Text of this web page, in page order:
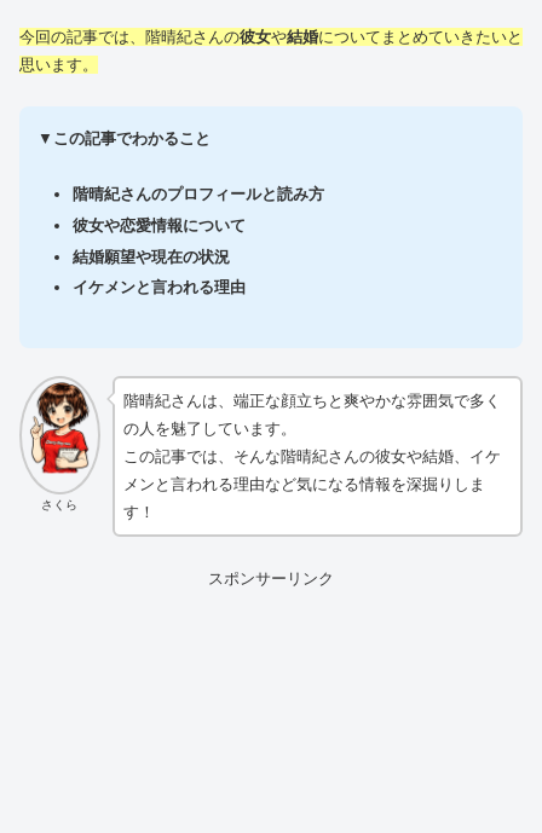
今回の記事では、階晴紀さんの彼女や結婚についてまとめていきたいと
思います。
▼ この記事でわかること
階晴紀さんのプロフィールと読み方
彼女や恋愛情報について
結婚願望や現在の状況
イケメンと言われる理由
さくら
階晴紀さんは、端正な顔立ちと爽やかな雰囲気で多く
の人を魅了しています。
この記事では、そんな階晴紀さんの彼女や結婚、イケ
メンと言われる理由など気になる情報を深掘りしま
す！
スポンサーリンク